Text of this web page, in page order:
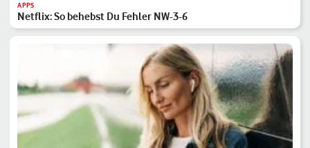
APPS
Netflix: So behebst Du Fehler NW-3-6